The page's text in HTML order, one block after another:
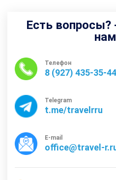
Есть
Телефон
8 (927) 435-35-44
Telegram
t.me/travelrru
E-mail
office@travel-